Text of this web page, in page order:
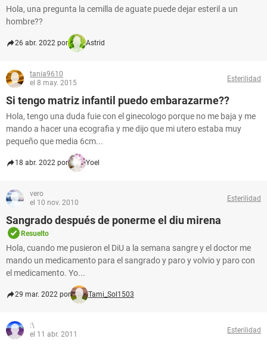
Hola, una pregunta la cemilla de aguate puede dejar esteril a un
hombre??
26 abr. 2022 por Astrid
tania9610
el 8 may. 2015
Esterilidad
Si tengo matriz infantil puedo embarazarme??
Hola, tengo una duda fuie con el ginecologo porque no me baja y me
mando a hacer una ecografia y me dijo que mi utero estaba muy
pequeño que media 6cm...
18 abr. 2022 por Yoel
vero
el 10 nov. 2010
Esterilidad
Sangrado después de ponerme el diu mirena
Resuelto
Hola, cuando me pusieron el DiU a la semana sangre y el doctor me
mando un medicamento para el sangrado y paro y volvio y paro con
el medicamento. Yo...
29 mar. 2022 por Tami_Sol1503
:\
el 11 abr. 2011
Esterilidad